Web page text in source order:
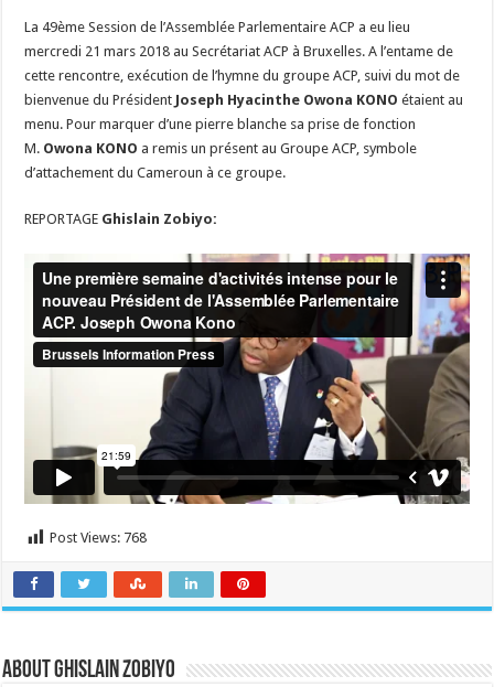
première
plénière
de
l’Assemblée
Parlementaire
ACP
(2ème
partie)
La 49ème Session de l’Assemblée Parlementaire ACP a eu lieu
mercredi 21 mars 2018 au Secrétariat ACP à Bruxelles. A l’entame de
cette rencontre, exécution de l’hymne du groupe ACP, suivi du mot de
bienvenue du Président Joseph Hyacinthe Owona KONO étaient au
menu. Pour marquer d’une pierre blanche sa prise de fonction
M. Owona KONO a remis un présent au Groupe ACP, symbole
d’attachement du Cameroun à ce groupe.
REPORTAGE Ghislain Zobiyo:
Post Views: 768
About Ghislain Zobiyo